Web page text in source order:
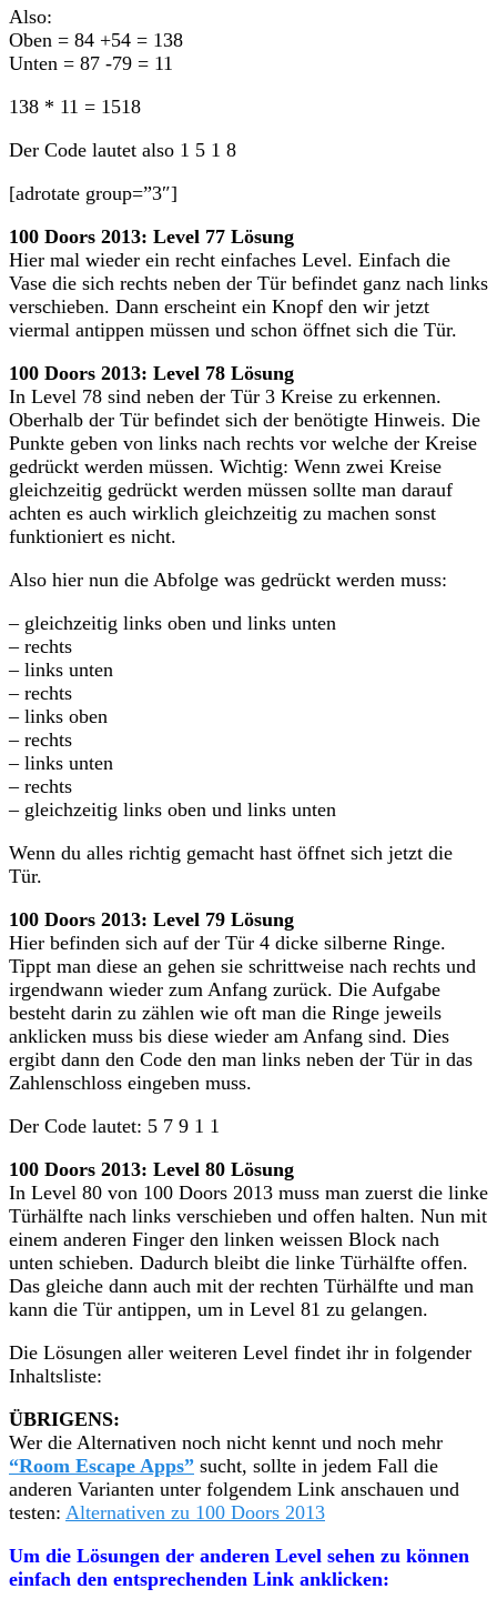
Also:
Oben = 84 +54 = 138
Unten = 87 -79 = 11
138 * 11 = 1518
Der Code lautet also 1 5 1 8
[adrotate group=”3″]
100 Doors 2013: Level 77 Lösung
Hier mal wieder ein recht einfaches Level. Einfach die
Vase die sich rechts neben der Tür befindet ganz nach links
verschieben. Dann erscheint ein Knopf den wir jetzt
viermal antippen müssen und schon öffnet sich die Tür.
100 Doors 2013: Level 78 Lösung
In Level 78 sind neben der Tür 3 Kreise zu erkennen.
Oberhalb der Tür befindet sich der benötigte Hinweis. Die
Punkte geben von links nach rechts vor welche der Kreise
gedrückt werden müssen. Wichtig: Wenn zwei Kreise
gleichzeitig gedrückt werden müssen sollte man darauf
achten es auch wirklich gleichzeitig zu machen sonst
funktioniert es nicht.
Also hier nun die Abfolge was gedrückt werden muss:
– gleichzeitig links oben und links unten
– rechts
– links unten
– rechts
– links oben
– rechts
– links unten
– rechts
– gleichzeitig links oben und links unten
Wenn du alles richtig gemacht hast öffnet sich jetzt die
Tür.
100 Doors 2013: Level 79 Lösung
Hier befinden sich auf der Tür 4 dicke silberne Ringe.
Tippt man diese an gehen sie schrittweise nach rechts und
irgendwann wieder zum Anfang zurück. Die Aufgabe
besteht darin zu zählen wie oft man die Ringe jeweils
anklicken muss bis diese wieder am Anfang sind. Dies
ergibt dann den Code den man links neben der Tür in das
Zahlenschloss eingeben muss.
Der Code lautet: 5 7 9 1 1
100 Doors 2013: Level 80 Lösung
In Level 80 von 100 Doors 2013 muss man zuerst die linke
Türhälfte nach links verschieben und offen halten. Nun mit
einem anderen Finger den linken weissen Block nach
unten schieben. Dadurch bleibt die linke Türhälfte offen.
Das gleiche dann auch mit der rechten Türhälfte und man
kann die Tür antippen, um in Level 81 zu gelangen.
Die Lösungen aller weiteren Level findet ihr in folgender
Inhaltsliste:
ÜBRIGENS:
Wer die Alternativen noch nicht kennt und noch mehr
“Room Escape Apps” sucht, sollte in jedem Fall die
anderen Varianten unter folgendem Link anschauen und
testen: Alternativen zu 100 Doors 2013
Um die Lösungen der anderen Level sehen zu können
einfach den entsprechenden Link anklicken: